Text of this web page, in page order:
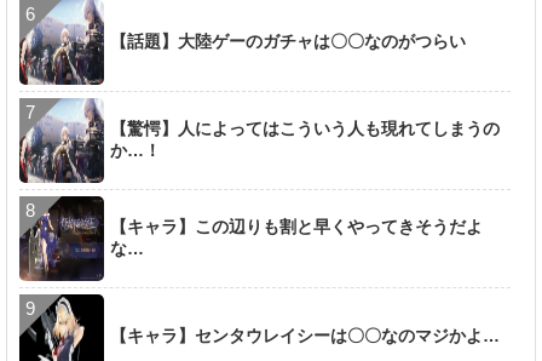
【話題】大陸ゲーのガチャは〇〇なのがつらい
【驚愕】人によってはこういう人も現れてしまうの
か…！
【キャラ】この辺りも割と早くやってきそうだよ
な…
【キャラ】センタウレイシーは〇〇なのマジかよ…